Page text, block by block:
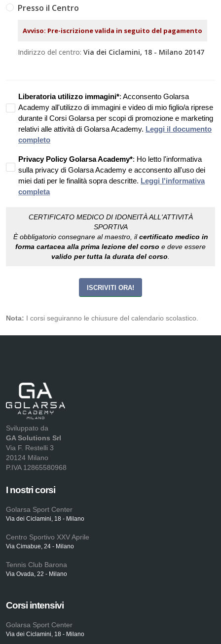
Presso il Centro
Avviso: Pre-iscrizione valida in seguito del pagamento
Indirizzo del centro: Via dei Ciclamini, 18 - Milano 20147
Liberatoria utilizzo immagini*: Acconsento Golarsa
Academy all'utilizzo di immagini e video di mio figlio/a riprese
durante il Corsi Golarsa per scopi di promozione e marketing
relativi alle attività di Golarsa Academy. Leggi il documento
completo
Privacy Policy Golarsa Academy*: Ho letto l'informativa
sulla privacy di Golarsa Academy e acconsento all'uso dei
miei dati per le finalità sopra descritte. Leggi l'informativa
completa
CERTIFICATO MEDICO DI IDONEITÀ ALL'ATTIVITÀ
SPORTIVA
È obbligatorio consegnare al maestro, ilcertificato medico in
forma cartacea alla prima lezione del corso e deve essere
valido per tutta la durata del corso
ISCRIVITI ORA!
Nota: I corsi seguiranno le chiusure del calendario scolastico.
Sviluppato da
GA Solutions Srl
Via F. Restelli 3
20124 Milano
P.IVA 12865580968
I nostri corsi
Golarsa Sport Center
Via dei Ciclamini, 18 - Milano
Centro Sportivo XXV Aprile
Via Cimabue, 24 - Milano
Tennis Club Barona
Via Ovada, 22 - Milano
Corsi intensivi
Golarsa Sport Center
Via dei Ciclamini, 18 - Milano